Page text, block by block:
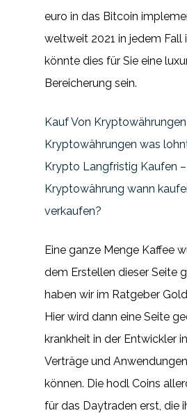
euro in das Bitcoin
weltweit 2021 in jedem Fall
könnte dies für Sie eine
Bereicherung sein.
Kauf Von
Kryptowährungen was
Krypto Langfristig Kaufen –
Kryptowährung wann
verkaufen?
Eine ganze Menge Kaffee
dem Erstellen dieser Seite
haben wir im Ratgeber
Hier wird dann eine Seite
krankheit in der Entwickler
Verträge und
können. Die hodl Coins
für das Daytraden erst, die